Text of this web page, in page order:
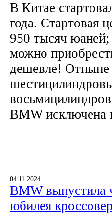
В Китае
года. Стартовая
950 тысяч юаней;
можно
дешевле! Отныне
BMW исключена
04.11.2024
BMW выпустила
юбилея